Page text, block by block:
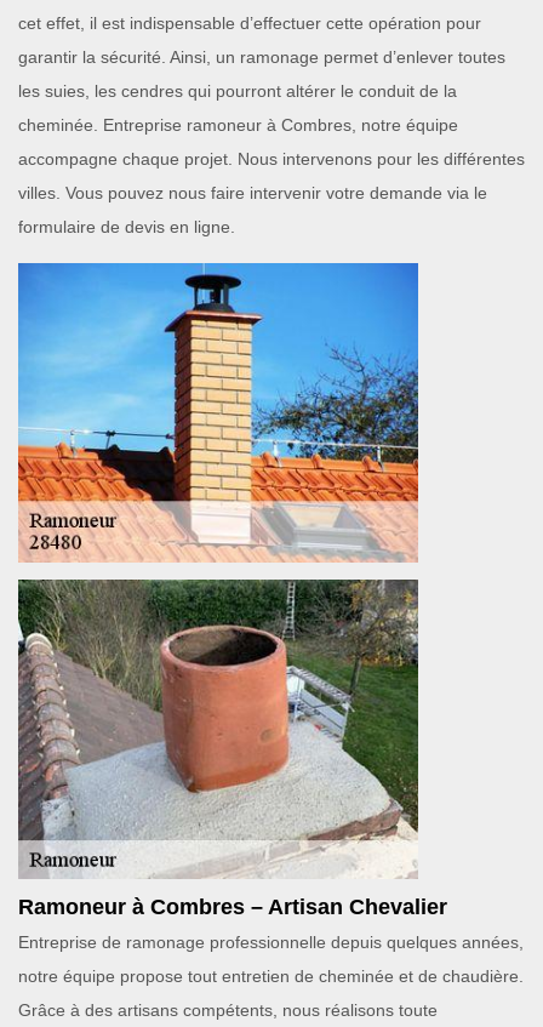
cet effet, il est indispensable d’effectuer cette opération pour
garantir la sécurité. Ainsi, un ramonage permet d’enlever toutes
les suies, les cendres qui pourront altérer le conduit de la
cheminée. Entreprise ramoneur à Combres, notre équipe
accompagne chaque projet. Nous intervenons pour les différentes
villes. Vous pouvez nous faire intervenir votre demande via le
formulaire de devis en ligne.
Ramoneur à Combres – Artisan Chevalier
Entreprise de ramonage professionnelle depuis quelques années,
notre équipe propose tout entretien de cheminée et de chaudière.
Grâce à des artisans compétents, nous réalisons toute